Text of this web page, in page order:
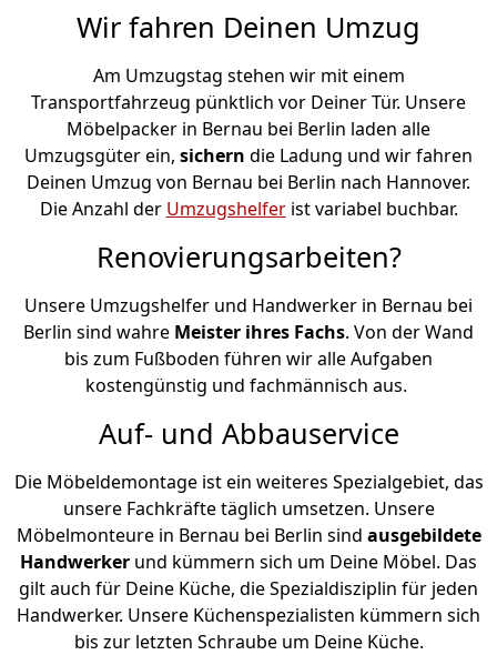
Wir fahren Deinen Umzug
Am Umzugstag stehen wir mit einem
Transportfahrzeug pünktlich vor Deiner Tür. Unsere
Möbelpacker in Bernau bei Berlin laden alle
Umzugsgüter ein, sichern die Ladung und wir fahren
Deinen Umzug von Bernau bei Berlin nach Hannover.
Die Anzahl der Umzugshelferist variabel buchbar.
Renovierungsarbeiten?
Unsere Umzugshelfer und Handwerker in Bernau bei
Berlin sind wahre Meister ihres Fachs. Von der Wand
bis zum Fußboden führen wir alle Aufgaben
kostengünstig und fachmännisch aus.
Auf- und Abbauservice
Die Möbeldemontage ist ein weiteres Spezialgebiet, das
unsere Fachkräfte täglich umsetzen. Unsere
Möbelmonteure in Bernau bei Berlin sind ausgebildete
Handwerker und kümmern sich um Deine Möbel. Das
gilt auch für Deine Küche, die Spezialdisziplin für jeden
Handwerker. Unsere Küchenspezialisten kümmern sich
bis zur letzten Schraube um Deine Küche.